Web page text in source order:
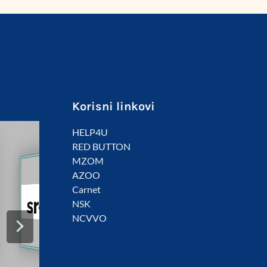
Korisni linkovi
HELP4U
RED BUTTON
MZOM
AZOO
Carnet
NSK
NCVVO